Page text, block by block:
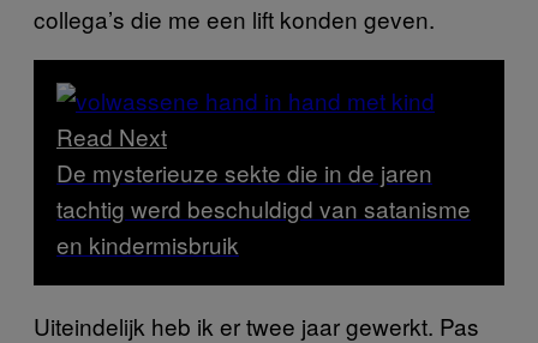
collega’s die me een lift konden geven.
Read Next
De mysterieuze sekte die in de jaren
tachtig werd beschuldigd van satanisme
en kindermisbruik
Uiteindelijk heb ik er twee jaar gewerkt. Pas